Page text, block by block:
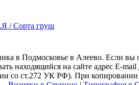
Сорта груш
в Подмосковье в Алеево. Если
находящийся на сайте адрес
со ст.272 УК РФ). При копировании